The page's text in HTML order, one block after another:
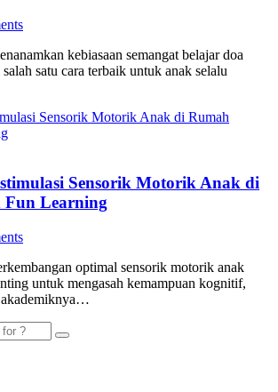
kebiasaan semangat belajar doa
satu cara terbaik untuk anak selalu
Sensorik Motorik Anak di
Fun Learning
optimal sensorik motorik anak
untuk mengasah kemampuan kognitif,
akademiknya…